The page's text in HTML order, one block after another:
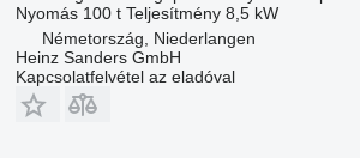
Nyomás 100 t Teljesítmény 8,5 kW
Németország, Niederlangen
Heinz Sanders GmbH
Kapcsolatfelvétel az eladóval